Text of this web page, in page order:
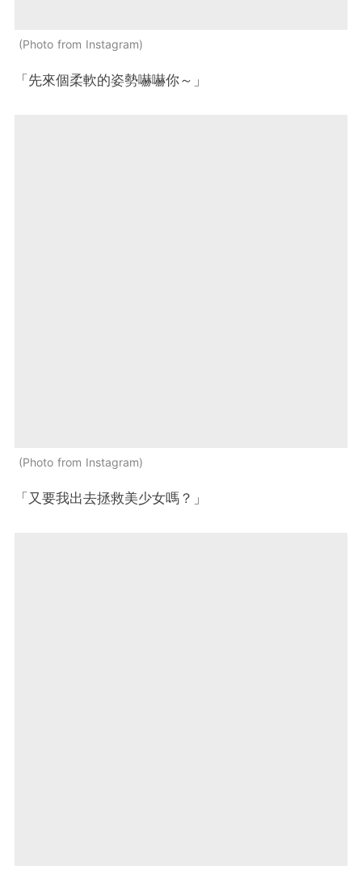
Photo from Instagram
「先來個柔軟的姿勢嚇嚇你～」
Photo from Instagram
「又要我出去拯救美少女嗎？」